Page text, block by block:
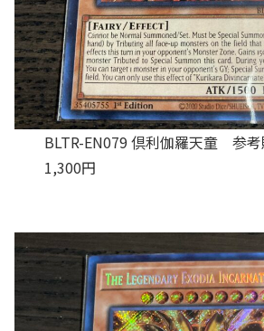
BLTR-EN079 倶利伽羅天童 参考
1,300円